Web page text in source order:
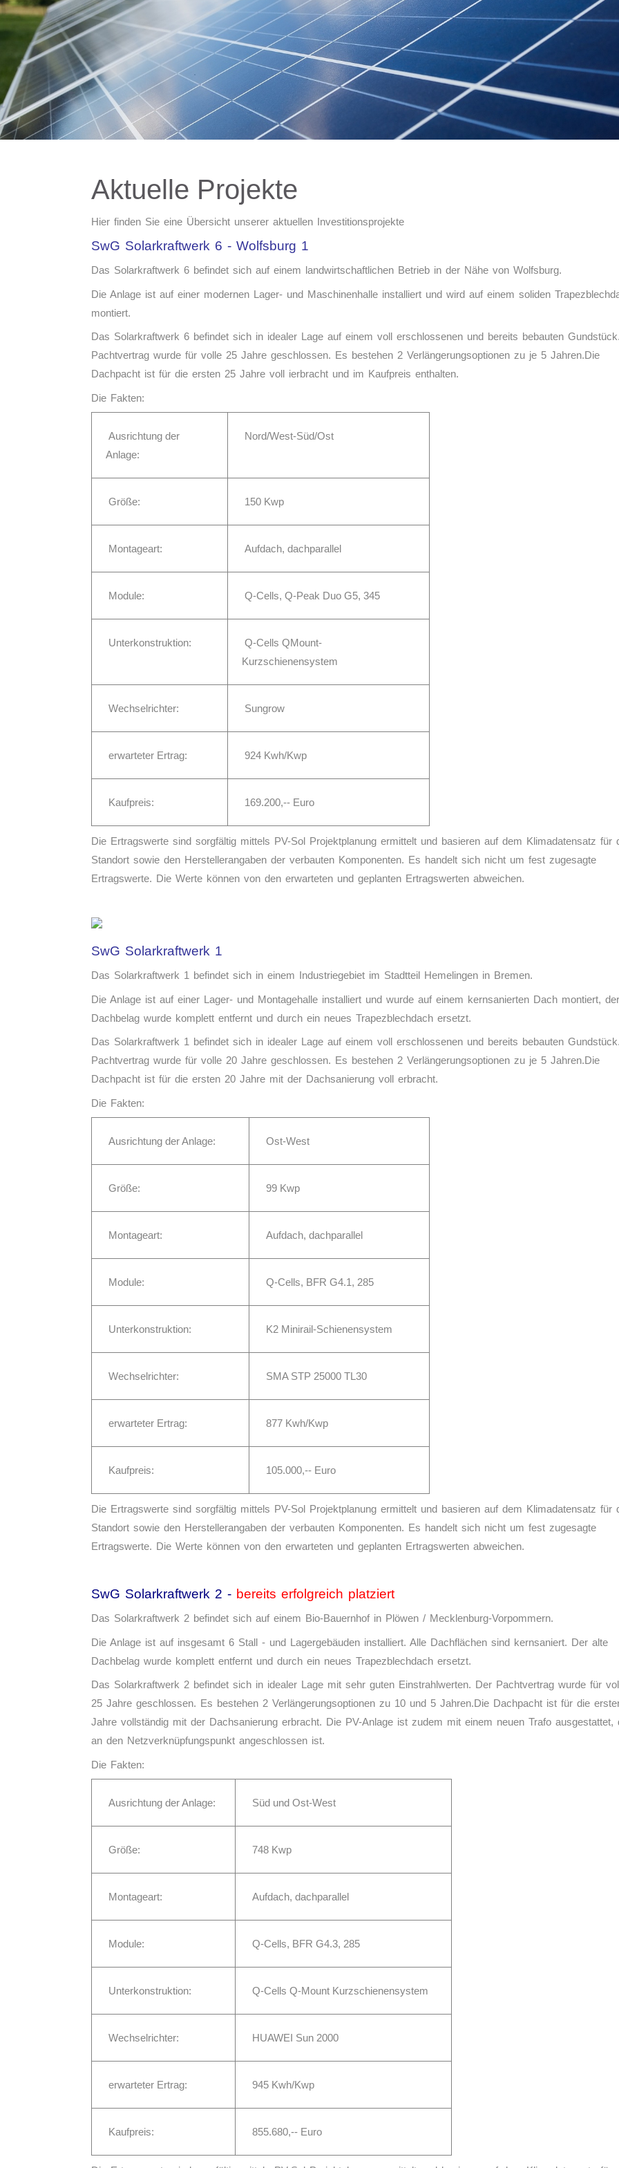
Aktuelle Projekte
Hier finden Sie eine Übersicht unserer aktuellen Investitionsprojekte
SwG Solarkraftwerk 6 - Wolfsburg 1
Das Solarkraftwerk 6 befindet sich auf einem landwirtschaftlichen Betrieb in der Nähe von Wolfsburg.
Die Anlage ist auf einer modernen Lager- und Maschinenhalle installiert und wird auf einem soliden
montiert.
Das Solarkraftwerk 6 befindet sich in idealer Lage auf einem voll erschlossenen und bereits bebauten
Pachtvertrag wurde für volle 25 Jahre geschlossen. Es bestehen 2 Verlängerungsoptionen zu je 5 Jahren.Die
Dachpacht ist für die ersten 25 Jahre voll ierbracht und im Kaufpreis enthalten.
Die Fakten:
Ausrichtung der
Anlage:
Nord/West-Süd/Ost
Größe: 150 Kwp
Montageart: Aufdach, dachparallel
Module: Q-Cells, Q-Peak Duo G5, 345
Unterkonstruktion: Q-Cells QMount-
Kurzschienensystem
Wechselrichter: Sungrow
erwarteter Ertrag: 924 Kwh/Kwp
Kaufpreis: 169.200,-- Euro
Die Ertragswerte sind sorgfältig mittels PV-Sol Projektplanung ermittelt und basieren auf dem Klimadatensatz für
Standort sowie den Herstellerangaben der verbauten Komponenten. Es handelt sich nicht um fest zugesagte
Ertragswerte. Die Werte können von den erwarteten und geplanten Ertragswerten abweichen.
SwG Solarkraftwerk 1
Das Solarkraftwerk 1 befindet sich in einem Industriegebiet im Stadtteil Hemelingen in Bremen.
Die Anlage ist auf einer Lager- und Montagehalle installiert und wurde auf einem kernsanierten Dach montiert,
Dachbelag wurde komplett entfernt und durch ein neues Trapezblechdach ersetzt.
Das Solarkraftwerk 1 befindet sich in idealer Lage auf einem voll erschlossenen und bereits bebauten
Pachtvertrag wurde für volle 20 Jahre geschlossen. Es bestehen 2 Verlängerungsoptionen zu je 5 Jahren.Die
Dachpacht ist für die ersten 20 Jahre mit der Dachsanierung voll erbracht.
Die Fakten:
Ausrichtung der Anlage: Ost-West
Größe: 99 Kwp
Montageart: Aufdach, dachparallel
Module: Q-Cells, BFR G4.1, 285
Unterkonstruktion: K2 Minirail-Schienensystem
Wechselrichter: SMA STP 25000 TL30
erwarteter Ertrag: 877 Kwh/Kwp
Kaufpreis: 105.000,-- Euro
Die Ertragswerte sind sorgfältig mittels PV-Sol Projektplanung ermittelt und basieren auf dem Klimadatensatz für
Standort sowie den Herstellerangaben der verbauten Komponenten. Es handelt sich nicht um fest zugesagte
Ertragswerte. Die Werte können von den erwarteten und geplanten Ertragswerten abweichen.
SwG Solarkraftwerk 2 - bereits erfolgreich platziert
Das Solarkraftwerk 2 befindet sich auf einem Bio-Bauernhof in Plöwen / Mecklenburg-Vorpommern.
Die Anlage ist auf insgesamt 6 Stall - und Lagergebäuden installiert. Alle Dachflächen sind kernsaniert. Der alte
Dachbelag wurde komplett entfernt und durch ein neues Trapezblechdach ersetzt.
Das Solarkraftwerk 2 befindet sich in idealer Lage mit sehr guten Einstrahlwerten. Der Pachtvertrag wurde für
25 Jahre geschlossen. Es bestehen 2 Verlängerungsoptionen zu 10 und 5 Jahren.Die Dachpacht ist für die
Jahre vollständig mit der Dachsanierung erbracht. Die PV-Anlage ist zudem mit einem neuen Trafo ausgestattet,
an den Netzverknüpfungspunkt angeschlossen ist.
Die Fakten:
Ausrichtung der Anlage: Süd und Ost-West
Größe: 748 Kwp
Montageart: Aufdach, dachparallel
Module: Q-Cells, BFR G4.3, 285
Unterkonstruktion: Q-Cells Q-Mount Kurzschienensystem
Wechselrichter: HUAWEI Sun 2000
erwarteter Ertrag: 945 Kwh/Kwp
Kaufpreis: 855.680,-- Euro